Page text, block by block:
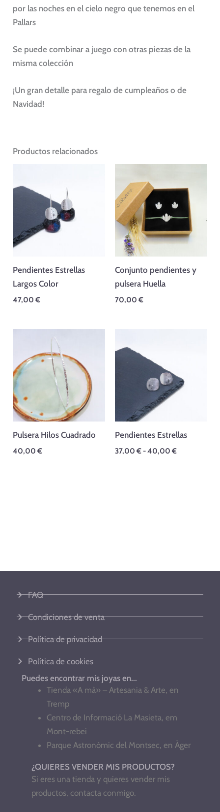
por las noches en el cielo negro que tenemos en el
Pallars
Se puede combinar a juego con otras piezas de la
misma colección
¡Un gran detalle para regalo de cumpleaños o de
Navidad!
Productos relacionados
Pendientes Estrellas
Largos Color
47,00€
Conjunto pendientes y
pulsera Huella
70,00 €
Pulsera Hilos Cuadrado
40,00€
Pendientes Estrellas
37,00 €-40,00 €
hasta
40,00 €
FAQ
Condiciones de venta
Política de privacidad
Política de cookies
Puedes encontrar mis joyas en...
Tienda «A mà» – Artesania & Arte, en
Tremp
Centro de Informació La Masieta, em
Mont-rebei
Parque Astronòmic del Montsec, en Àger
¿QUIERES VENDER MIS PRODUCTOS?
Si eres una tienda y quieres vender mis
productos, contacta conmigo.